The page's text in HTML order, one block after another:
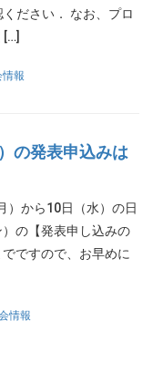
ださい． なお、プロ
[…]
報
の発表申込みは
）から10日（水）の日
の【発表申し込みの
ですので、お早めに
情報